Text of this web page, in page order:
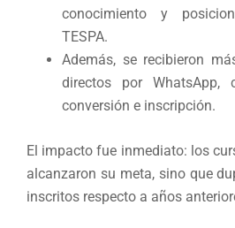
conocimiento y
TESPA.
Además, se recibieron
directos por
conversión e inscripción.
El impacto fue inmediato: los
alcanzaron su meta, sino que
inscritos respecto a años